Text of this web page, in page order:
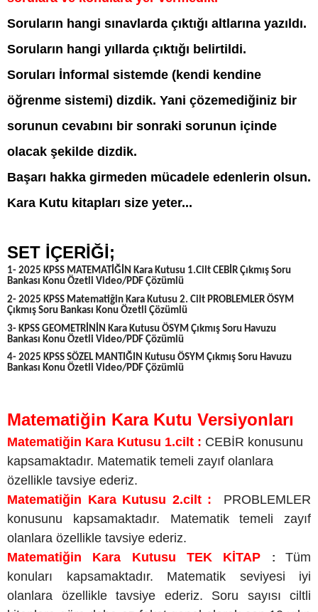
Soruların hangi sınavlarda çıktığı altlarına yazıldı.
Soruların hangi yıllarda çıktığı belirtildi.
Soruları İnformal sistemde (kendi kendine
öğrenme sistemi) dizdik. Yani çözemediğiniz bir
sorunun cevabını bir sonraki sorunun içinde
olacak şekilde dizdik.
Başarı hakka girmeden mücadele edenlerin olsun.
Kara Kutu kitapları size yeter...
SET İÇERİĞİ;
1- 2025 KPSS MATEMATİĞİN Kara Kutusu 1.Cilt CEBİR Çıkmış Soru
Bankası Konu Özetli Video/PDF Çözümlü
2- 2025 KPSS Matematiğin Kara Kutusu 2. Cilt PROBLEMLER ÖSYM
Çıkmış Soru Bankası Konu Özetli Çözümlü
3- KPSS GEOMETRİNİN Kara Kutusu ÖSYM Çıkmış Soru Havuzu
Bankası Konu Özetli Video/PDF Çözümlü
4- 2025 KPSS SÖZEL MANTIĞIN Kutusu ÖSYM Çıkmış Soru Havuzu
Bankası Konu Özetli Video/PDF Çözümlü
Matematiğin Kara Kutu Versiyonları
Matematiğin Kara Kutusu 1.cilt : CEBİR konusunu
kapsamaktadır. Matematik temeli zayıf olanlara
özellikle tavsiye ederiz.
Matematiğin Kara Kutusu 2.cilt :
PROBLEMLER
konusunu kapsamaktadır. Matematik temeli zayıf
olanlara özellikle tavsiye ederiz.
Matematiğin Kara Kutusu TEK KİTAP
:
Tüm
konuları kapsamaktadır. Matematik seviyesi iyi
olanlara özellikle tavsiye ederiz. Soru sayısı ciltli